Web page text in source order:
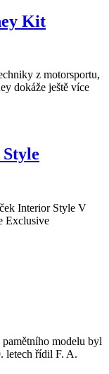
Kit
z motorsportu,
dokáže ještě více
Interior Style V
Exclusive
modelu byl
letech řídil F. A.